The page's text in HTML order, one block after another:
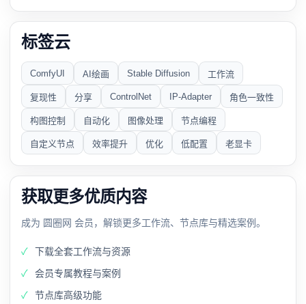
标签云
ComfyUI AI绘画 Stable Diffusion 工作流
复现性 分享 ControlNet IP-Adapter 角色一致性
构图控制 自动化 图像处理 节点编程
自定义节点 效率提升 优化 低配置 老显卡
获取更多优质内容
成为 圆圈网 会员，解锁更多工作流、节点库与精选案例。
下载全套工作流与资源
会员专属教程与案例
节点库高级功能